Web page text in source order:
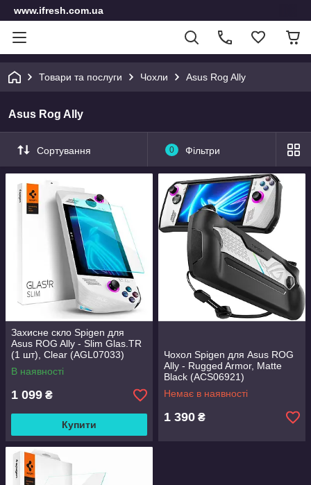
www.ifresh.com.ua
Товари та послуги Чохли Asus Rog Ally
Asus Rog Ally
Сортування 0 Фільтри
Захисне скло Spigen для
Asus ROG Ally - Slim Glas.TR
(1 шт), Clear (AGL07033)
В наявності
1 099 ₴
Купити
Чохол Spigen для Asus ROG
Ally - Rugged Armor, Matte
Black (ACS06921)
Немає в наявності
1 390 ₴